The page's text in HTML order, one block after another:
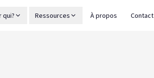
qui? Ressources À propos Contact